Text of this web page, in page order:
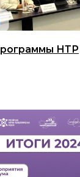
НТР